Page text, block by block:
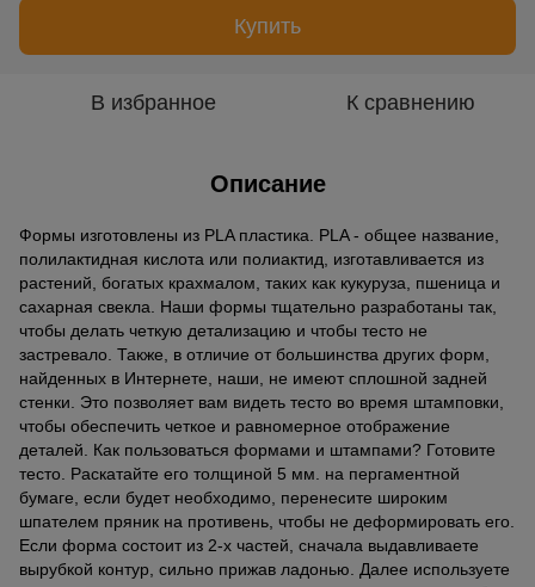
Купить
В избранное К сравнению
Описание
Формы изготовлены из PLA пластика. PLA - общее название,
полилактидная кислота или полиактид, изготавливается из
растений, богатых крахмалом, таких как кукуруза, пшеница и
сахарная свекла. Наши формы тщательно разработаны так,
чтобы делать четкую детализацию и чтобы тесто не
застревало. Также, в отличие от большинства других форм,
найденных в Интернете, наши, не имеют сплошной задней
стенки. Это позволяет вам видеть тесто во время штамповки,
чтобы обеспечить четкое и равномерное отображение
деталей. Как пользоваться формами и штампами? Готовите
тесто. Раскатайте его толщиной 5 мм. на пергаментной
бумаге, если будет необходимо, перенесите широким
шпателем пряник на противень, чтобы не деформировать его.
Если форма состоит из 2-х частей, сначала выдавливаете
вырубкой контур, сильно прижав ладонью. Далее используете